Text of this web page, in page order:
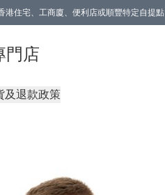
住宅、工商廈、便利店或順豐特定自提點
門店
及退款政策